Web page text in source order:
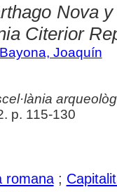
Nova
Citerior
Joaquín
p. 115-130
romana;